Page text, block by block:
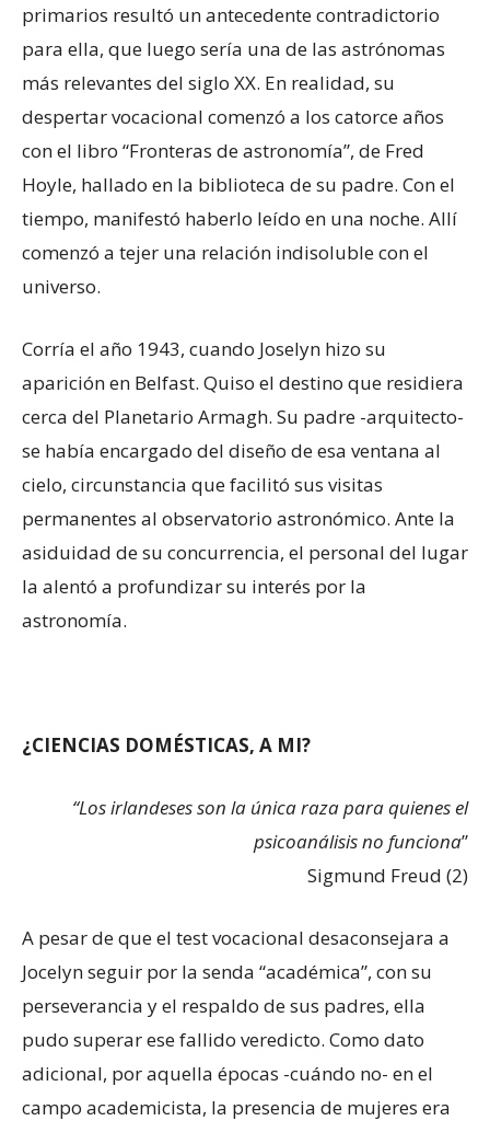
primarios resultó un antecedente contradictorio
para ella, que luego sería una de las astrónomas
más relevantes del siglo XX. En realidad, su
despertar vocacional comenzó a los catorce años
con el libro “Fronteras de astronomía”, de Fred
Hoyle, hallado en la biblioteca de su padre. Con el
tiempo, manifestó haberlo leído en una noche. Allí
comenzó a tejer una relación indisoluble con el
universo.
Corría el año 1943, cuando Joselyn hizo su
aparición en Belfast. Quiso el destino que residiera
cerca del Planetario Armagh. Su padre -arquitecto-
se había encargado del diseño de esa ventana al
cielo, circunstancia que facilitó sus visitas
permanentes al observatorio astronómico. Ante la
asiduidad de su concurrencia, el personal del lugar
la alentó a profundizar su interés por la
astronomía.
¿CIENCIAS DOMÉSTICAS, A MI?
“Los irlandeses son la única raza para quienes el
psicoanálisis no funciona”
Sigmund Freud (2)
A pesar de que el test vocacional desaconsejara a
Jocelyn seguir por la senda “académica”, con su
perseverancia y el respaldo de sus padres, ella
pudo superar ese fallido veredicto. Como dato
adicional, por aquella épocas -cuándo no- en el
campo academicista, la presencia de mujeres era